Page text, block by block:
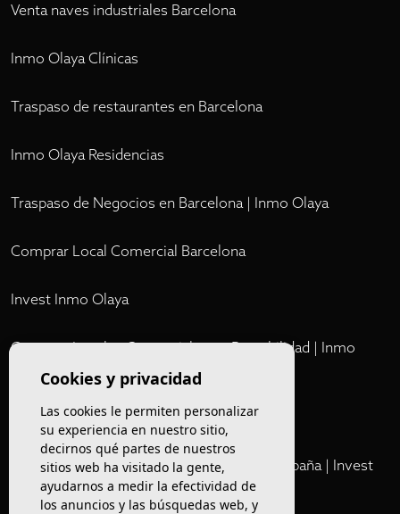
Venta naves industriales Barcelona
Inmo Olaya Clínicas
Traspaso de restaurantes en Barcelona
Inmo Olaya Residencias
Traspaso de Negocios en Barcelona | Inmo Olaya
Comprar Local Comercial Barcelona
Invest Inmo Olaya
Comprar Locales Comerciales en Rentabilidad | Inmo
Olaya
Cartera Privada de Activos Hoteleros en España | Invest
Inmo Olaya
Cookies y privacidad
Las cookies le permiten personalizar
su experiencia en nuestro sitio,
decirnos qué partes de nuestros
sitios web ha visitado la gente,
ayudarnos a medir la efectividad de
los anuncios y las búsquedas web, y